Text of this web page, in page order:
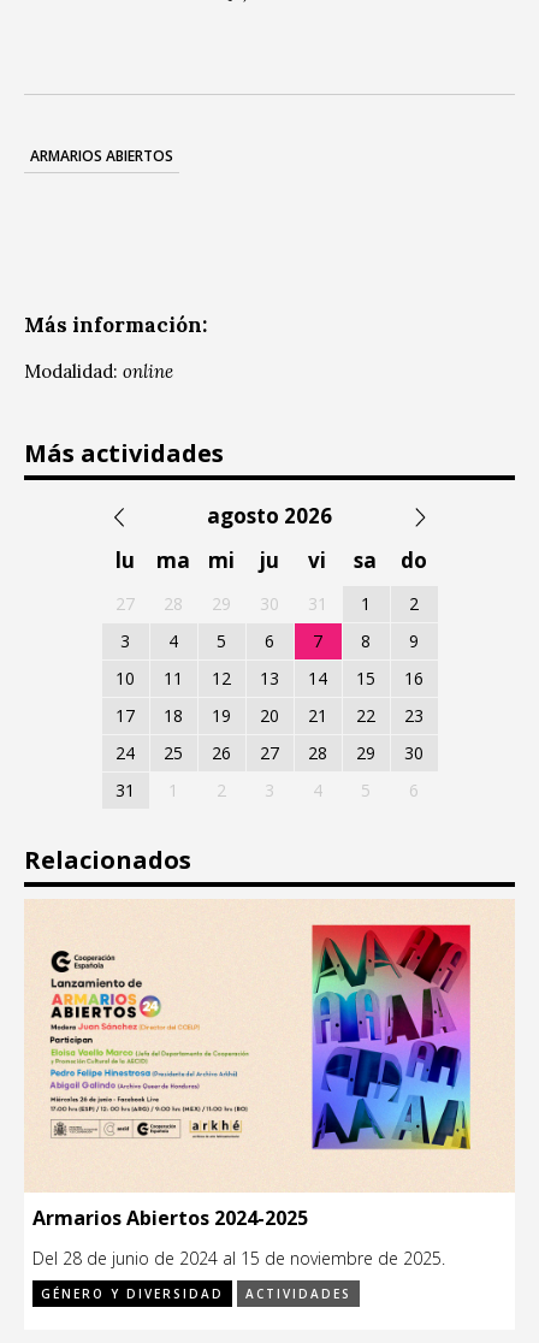
ARMARIOS ABIERTOS
Más información:
Modalidad: online
Más actividades
agosto 2026
lu
ma mi ju vi sa do
27 28 29 30 31 1
2
3
4 5 6 7 8
9
10
11 12 13 14 15
16
17
18 19 20 21 22
23
24
25 26 27 28 29
30
31
1 2 3 4 5 6
Relacionados
Armarios Abiertos 2024-2025
Del 28 de junio de 2024 al 15 de noviembre de 2025.
GÉNERO Y DIVERSIDAD ACTIVIDADES